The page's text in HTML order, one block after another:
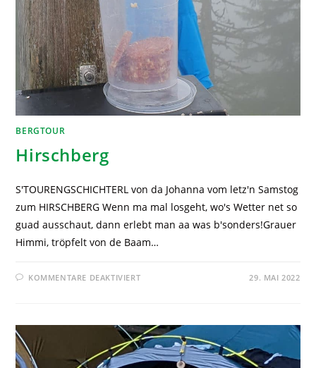
BERGTOUR
Hirschberg
S'TOURENGSCHICHTERL von da Johanna vom letz'n Samstog
zum HIRSCHBERG Wenn ma mal losgeht, wo's Wetter net so
guad ausschaut, dann erlebt man aa was b'sonders!Grauer
Himmi, tröpfelt von de Baam…
KOMMENTARE DEAKTIVIERT 29. MAI 2022